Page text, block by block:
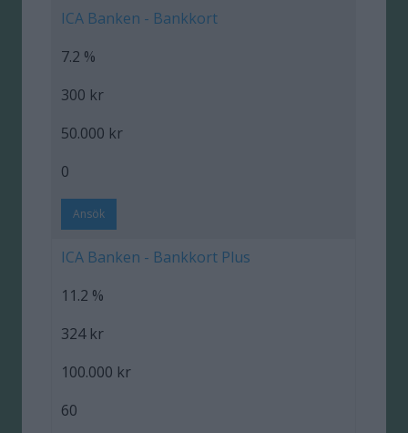
ICA Banken - Bankkort
7.2 %
300 kr
50.000 kr
0
Ansök
ICA Banken - Bankkort Plus
11.2 %
324 kr
100.000 kr
60